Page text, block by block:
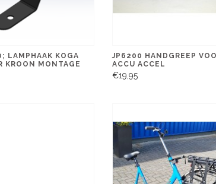
LAMPHAAK KOGA
KROON MONTAGE
JP6200 HANDGREEP
ACCU ACCEL
€19,95